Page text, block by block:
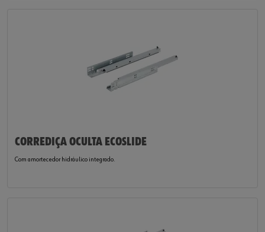
CORREDIÇA OCULTA ECOSLIDE
Com amortecedor hidráulico integrado.